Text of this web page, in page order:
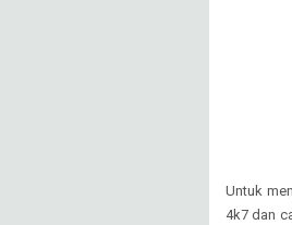
Untuk
4k7 dan